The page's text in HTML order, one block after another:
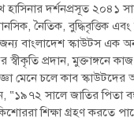
হাসিনার দর্শনপ্রসূত
নৈতিক, বুদ্ধিবৃত্তিক
বাংলাদেশ স্কাউটস এক
প্রদান, মুক্তাঙ্গনে
মেনে চলে কাব
“১৯৭২ সালে জাতির পিতা
শিক্ষা গ্রহণ করতে